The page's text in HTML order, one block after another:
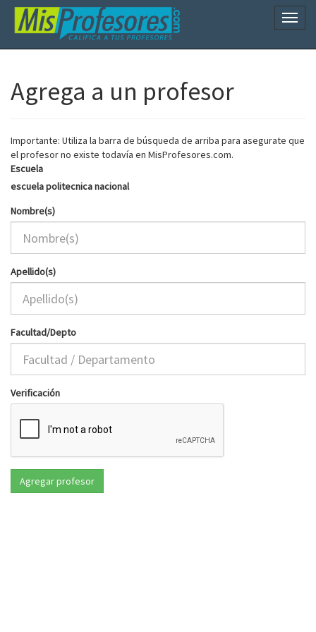
Agrega a un profesor
Importante: Utiliza la barra de búsqueda de arriba para asegurate que
el profesor no existe todavía en MisProfesores.com.
Escuela
escuela politecnica nacional
Nombre(s)
Apellido(s)
Facultad/Depto
Verificación